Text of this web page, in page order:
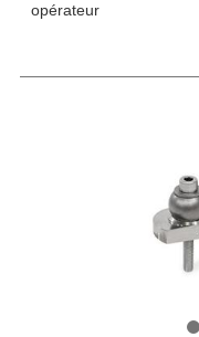
opérateur